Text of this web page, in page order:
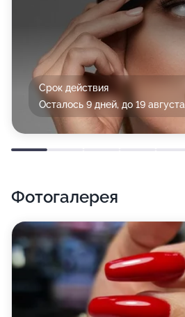
Срок действия
Осталось 9 дней, до 19 августа
Фотогалерея